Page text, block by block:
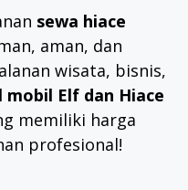
sewa hiace
aman, dan
wisata, bisnis,
Elf dan Hiace
memiliki harga
profesional!